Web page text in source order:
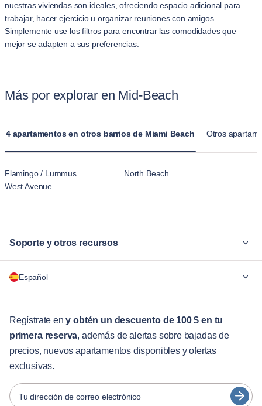
nuestras viviendas son ideales, ofreciendo espacio adicional para
trabajar, hacer ejercicio u organizar reuniones con amigos.
Simplemente use los filtros para encontrar las comodidades que
mejor se adapten a sus preferencias.
Más por explorar en Mid-Beach
4 apartamentos en otros barrios de Miami Beach Otros
Flamingo / Lummus
North Beach
West Avenue
Soporte y otros recursos
Para las empresas
Servicios para huéspedes
Guías de ciudades
Socios
Operadores de alquiler amueblado
Español
English
Português
Español
Français
Regístrate eny obtén un descuento de 100 $ en tu
primera reserva, además de alertas sobre bajadas de
precios, nuevos apartamentos disponibles y ofertas
exclusivas.
Tu dirección de correo electrónico